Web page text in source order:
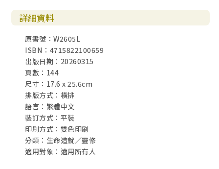
詳細資料
原書號：W2605L
ISBN：4715822100659
出版日期：20260315
頁數：144
尺寸：17.6 x 25.6cm
排版方式：橫排
語言：繁體中文
裝訂方式：平裝
印刷方式：雙色印刷
分類：生命造就／靈修
適用對象：適用所有人